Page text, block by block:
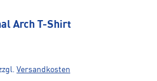
Arch T-Shirt
Versandkosten